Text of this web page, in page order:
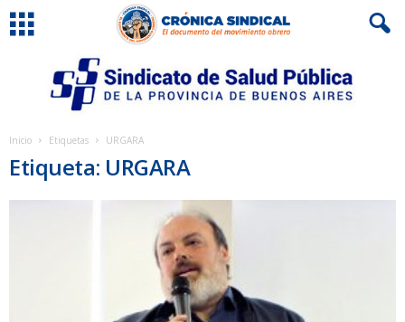
Inicio Etiquetas URGARA
Etiqueta: URGARA